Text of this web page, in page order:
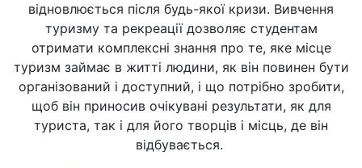
відновлюється після будь-якої кризи. Вивчення
туризму та рекреації дозволяє студентам
отримати комплексні знання про те, яке місце
туризм займає в житті людини, як він повинен бути
організований і доступний, і що потрібно зробити,
щоб він приносив очікувані результати, як для
туриста, так і для його творців і місць, де він
відбувається.